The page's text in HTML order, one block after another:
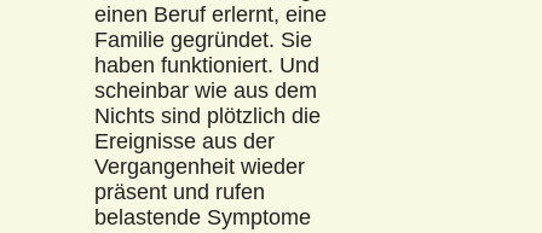
einen Beruf erlernt, eine
Familie gegründet. Sie
haben funktioniert. Und
scheinbar wie aus dem
Nichts sind plötzlich die
Ereignisse aus der
Vergangenheit wieder
präsent und rufen
belastende Symptome